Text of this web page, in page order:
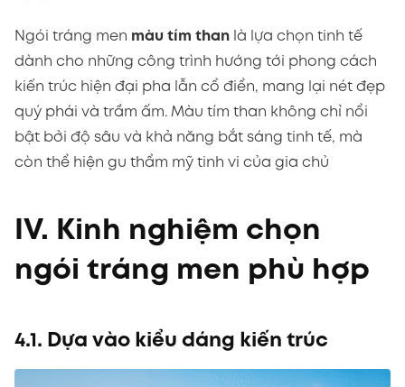
Ngói tráng men màu tím than là lựa chọn tinh tế
dành cho những công trình hướng tới phong cách
kiến trúc hiện đại pha lẫn cổ điển, mang lại nét đẹp
quý phái và trầm ấm. Màu tím than không chỉ nổi
bật bởi độ sâu và khả năng bắt sáng tinh tế, mà
còn thể hiện gu thẩm mỹ tinh vi của gia chủ
IV. Kinh nghiệm chọn
ngói tráng men phù hợp
4.1. Dựa vào kiểu dáng kiến trúc